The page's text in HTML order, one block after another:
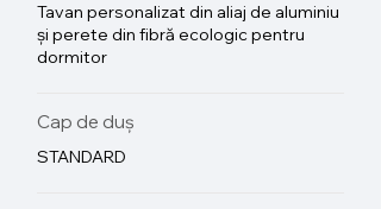
Tavan personalizat din aliaj de aluminiu
și perete din fibră ecologic pentru
dormitor
Cap de duș
STANDARD